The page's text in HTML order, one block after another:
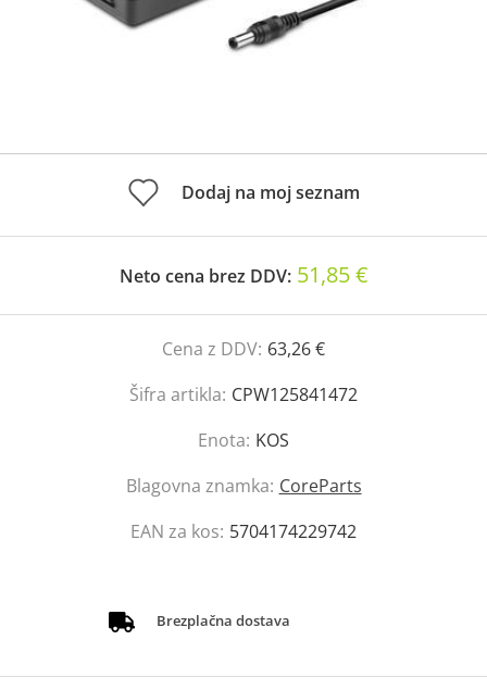
Dodaj na moj seznam
Neto cena brez DDV: 51,85 €
Cena z DDV: 63,26 €
Šifra artikla: CPW125841472
Enota: KOS
Blagovna znamka: CoreParts
EAN za kos: 5704174229742
Brezplačna dostava